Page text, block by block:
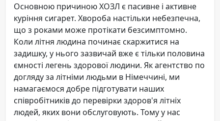
Основною причиною ХОЗЛ є пасивне і активне
куріння сигарет. Хвороба настільки небезпечна,
що з роками може протікати безсимптомно.
Коли літня людина починає скаржитися на
задишку, у нього зазвичай вже є тільки половина
ємності легень здорової людини. Як агентство по
догляду за літніми людьми в Німеччині, ми
намагаємося добре підготувати наших
співробітників до перевірки здоров'я літніх
людей, яких вони обслуговують. Тому у нас